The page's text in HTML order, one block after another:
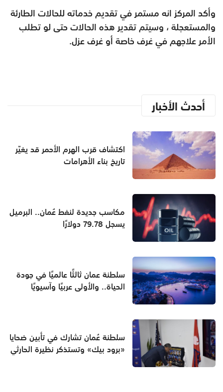
وأكد المركز انه مستمر في تقديم خدماته للحالات الطارئة
والمستعجلة ، وسيتم تقدير هذه الحالات حتى لو تطلب
الأمر علاجهم في غرف خاصة أو غرف عزل.
أحدث الأخبار
اكتشاف قرب الهرم الأحمر قد يغيّر
تاريخ بناء الأهرامات
مكاسب جديدة لنفط عُمان.. البرميل
يسجل 79.78 دولارًا
سلطنة عمان ثالثًا عالميًا في جودة
الحياة.. والأولى عربيًا وآسيويًا
سلطنة عُمان تشارك في تأبين ضحايا
«برود بيك» وتستذكر نظيرة الحارثي